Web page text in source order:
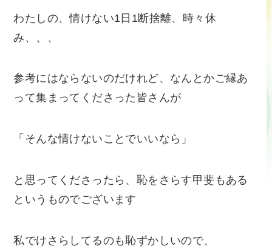
わたしの、情けない1日1断捨離、時々休
み、、、
参考にはならないのだけれど、なんとかご縁あ
って集まってくださった皆さんが
「そんな情けないことでいいなら」
と思ってくださったら、恥をさらす甲斐もある
というものでございます
私でけさらしてるのも恥ずかしいので、